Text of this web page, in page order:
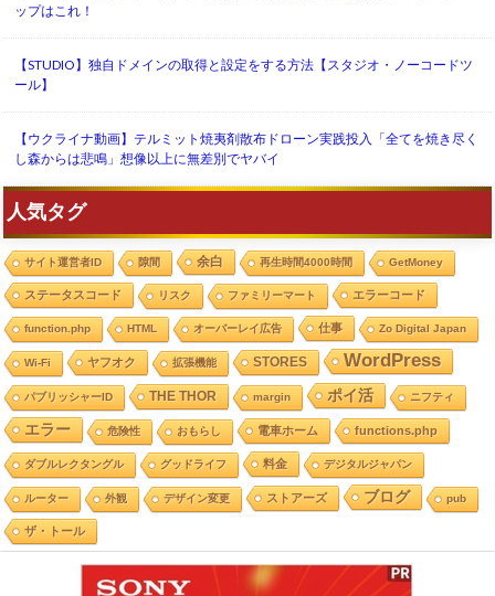
ップはこれ！
【STUDIO】独自ドメインの取得と設定をする方法【スタジオ・ノーコードツ
ール】
【ウクライナ動画】テルミット焼夷剤散布ドローン実践投入「全てを焼き尽く
し森からは悲鳴」想像以上に無差別でヤバイ
人気タグ
サイト運営者ID 隙間 余白 再生時間4000時間 GetMoney
ステータスコード リスク ファミリーマート エラーコード
function.php HTML オーバーレイ広告 仕事 Zo Digital Japan
Wi-Fi ヤフオク 拡張機能 STORES WordPress
パブリッシャーID THE THOR margin ポイ活 ニフティ
エラー 危険性 おもらし 電車ホーム functions.php
ダブルレクタングル グッドライフ 料金 デジタルジャパン
ルーター 外観 デザイン変更 ストアーズ ブログ pub
ザ・トール